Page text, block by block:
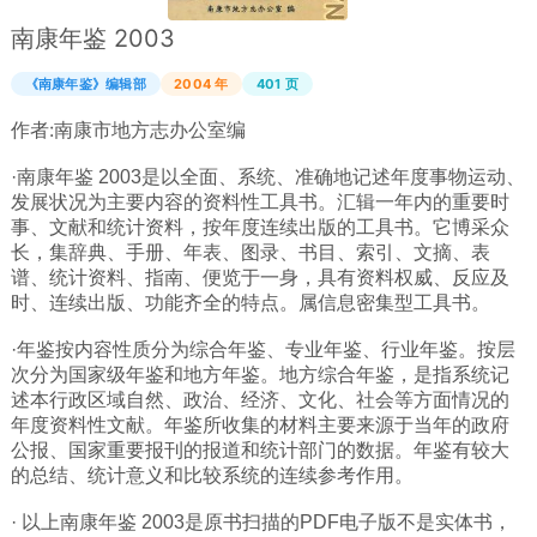
广西
西藏
山西
黑龙江
吉林
辽宁
河北
内蒙
青海
新疆
南康年鉴 2003
《南康年鉴》编辑部 2004 年 401 页
作者:南康市地方志办公室编
·南康年鉴 2003是以全面、系统、准确地记述年度事物运动、
发展状况为主要内容的资料性工具书。汇辑一年内的重要时
事、文献和统计资料，按年度连续出版的工具书。它博采众
长，集辞典、手册、年表、图录、书目、索引、文摘、表
谱、统计资料、指南、便览于一身，具有资料权威、反应及
时、连续出版、功能齐全的特点。属信息密集型工具书。
·年鉴按内容性质分为综合年鉴、专业年鉴、行业年鉴。按层
次分为国家级年鉴和地方年鉴。地方综合年鉴，是指系统记
述本行政区域自然、政治、经济、文化、社会等方面情况的
年度资料性文献。年鉴所收集的材料主要来源于当年的政府
公报、国家重要报刊的报道和统计部门的数据。年鉴有较大
的总结、统计意义和比较系统的连续参考作用。
· 以上南康年鉴 2003是原书扫描的PDF电子版不是实体书，